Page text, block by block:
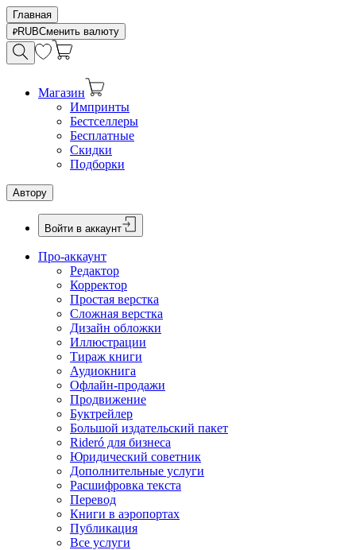
Главная
RUBСменить валюту
Магазин
Импринты
Бестселлеры
Бесплатные
Скидки
Подборки
Автору
Войти в аккаунт
Про-аккаунт
Редактор
Корректор
Простая верстка
Сложная верстка
Дизайн обложки
Иллюстрации
Тираж книги
Аудиокнига
Офлайн-продажи
Продвижение
Буктрейлер
Большой издательский пакет
Rideró для бизнеса
Юридический советник
Дополнительные услуги
Расшифровка текста
Перевод
Книги в аэропортах
Публикация
Все услуги